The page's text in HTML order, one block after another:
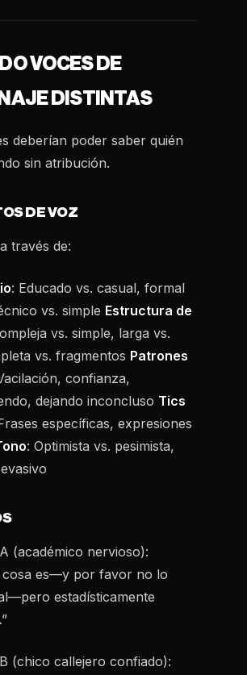
VOCES DE
DISTINTAS
deberían poder saber quién
sin atribución.
DE VOZ
través de:
: Educado vs. casual, formal
vs. simple Estructura de
vs. simple, larga vs.
vs. fragmentos Patrones
confianza,
dejando inconcluso Tics
específicas, expresiones
: Optimista vs. pesimista,
(académico nervioso):
cosa es—y por favor no lo
estadísticamente
(chico callejero confiado):